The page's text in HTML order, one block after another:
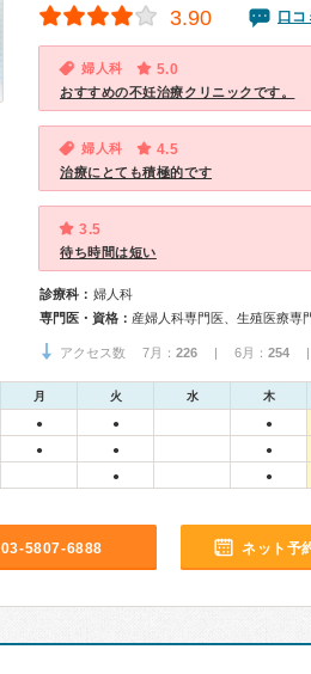
3.90 口コ
婦人科 5.0
おすすめの不妊治療クリニックです。
婦人科 4.5
治療にとても積極的です
3.5
待ち時間は短い
診療科： 婦人科
専門医・資格： 産婦人科専門医、生殖医療専
アクセス数 7月： 226 | 6月： 254 |
月 火 水 木
● ● ●
● ● ●
● ●
03-5807-6888 ネット予